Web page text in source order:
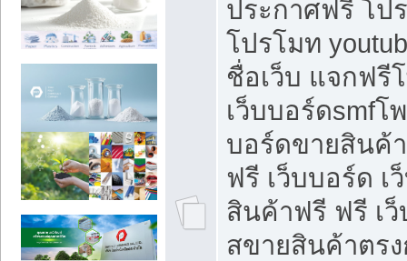
ประกาศฟรี โป
โปรโมท
ชื่อเว็บ แจกฟรี
เว็บบอร์ดsmfโ
บอร์ดขายสินค้
ฟรี เว็บบอร์ด เ
สินค้าฟรี ฟรี เ
สขายสินค้าตร